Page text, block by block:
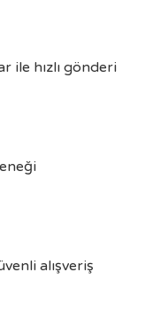
ile hızlı gönderi
alışveriş